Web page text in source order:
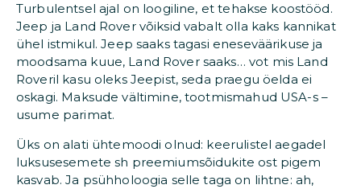
Turbulentsel ajal on loogiline, et tehakse koostööd.
Jeep ja Land Rover võiksid vabalt olla kaks kannikat
ühel istmikul. Jeep saaks tagasi eneseväärikuse ja
moodsama kuue, Land Rover saaks… vot mis Land
Roveril kasu oleks Jeepist, seda praegu öelda ei
oskagi. Maksude vältimine, tootmismahud USA-s –
usume parimat.
Üks on alati ühtemoodi olnud: keerulistel aegadel
luksusesemete sh preemiumsõidukite ost pigem
kasvab. Ja psühholoogia selle taga on lihtne: ah,